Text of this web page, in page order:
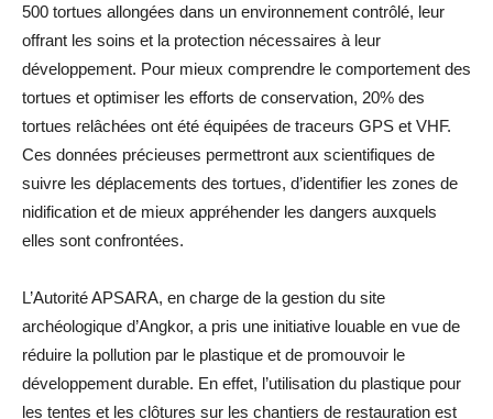
500 tortues allongées dans un environnement contrôlé, leur
offrant les soins et la protection nécessaires à leur
développement. Pour mieux comprendre le comportement des
tortues et optimiser les efforts de conservation, 20% des
tortues relâchées ont été équipées de traceurs GPS et VHF.
Ces données précieuses permettront aux scientifiques de
suivre les déplacements des tortues, d’identifier les zones de
nidification et de mieux appréhender les dangers auxquels
elles sont confrontées.
L’Autorité APSARA, en charge de la gestion du site
archéologique d’Angkor, a pris une initiative louable en vue de
réduire la pollution par le plastique et de promouvoir le
développement durable. En effet, l’utilisation du plastique pour
les tentes et les clôtures sur les chantiers de restauration est